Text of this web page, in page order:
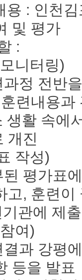
: 인천김
및 평가
:
터링)
전반을
련내용과
속에서
개진
작성)
가표에
고, 훈련이
에 제출
여)
강평에
등을 발표